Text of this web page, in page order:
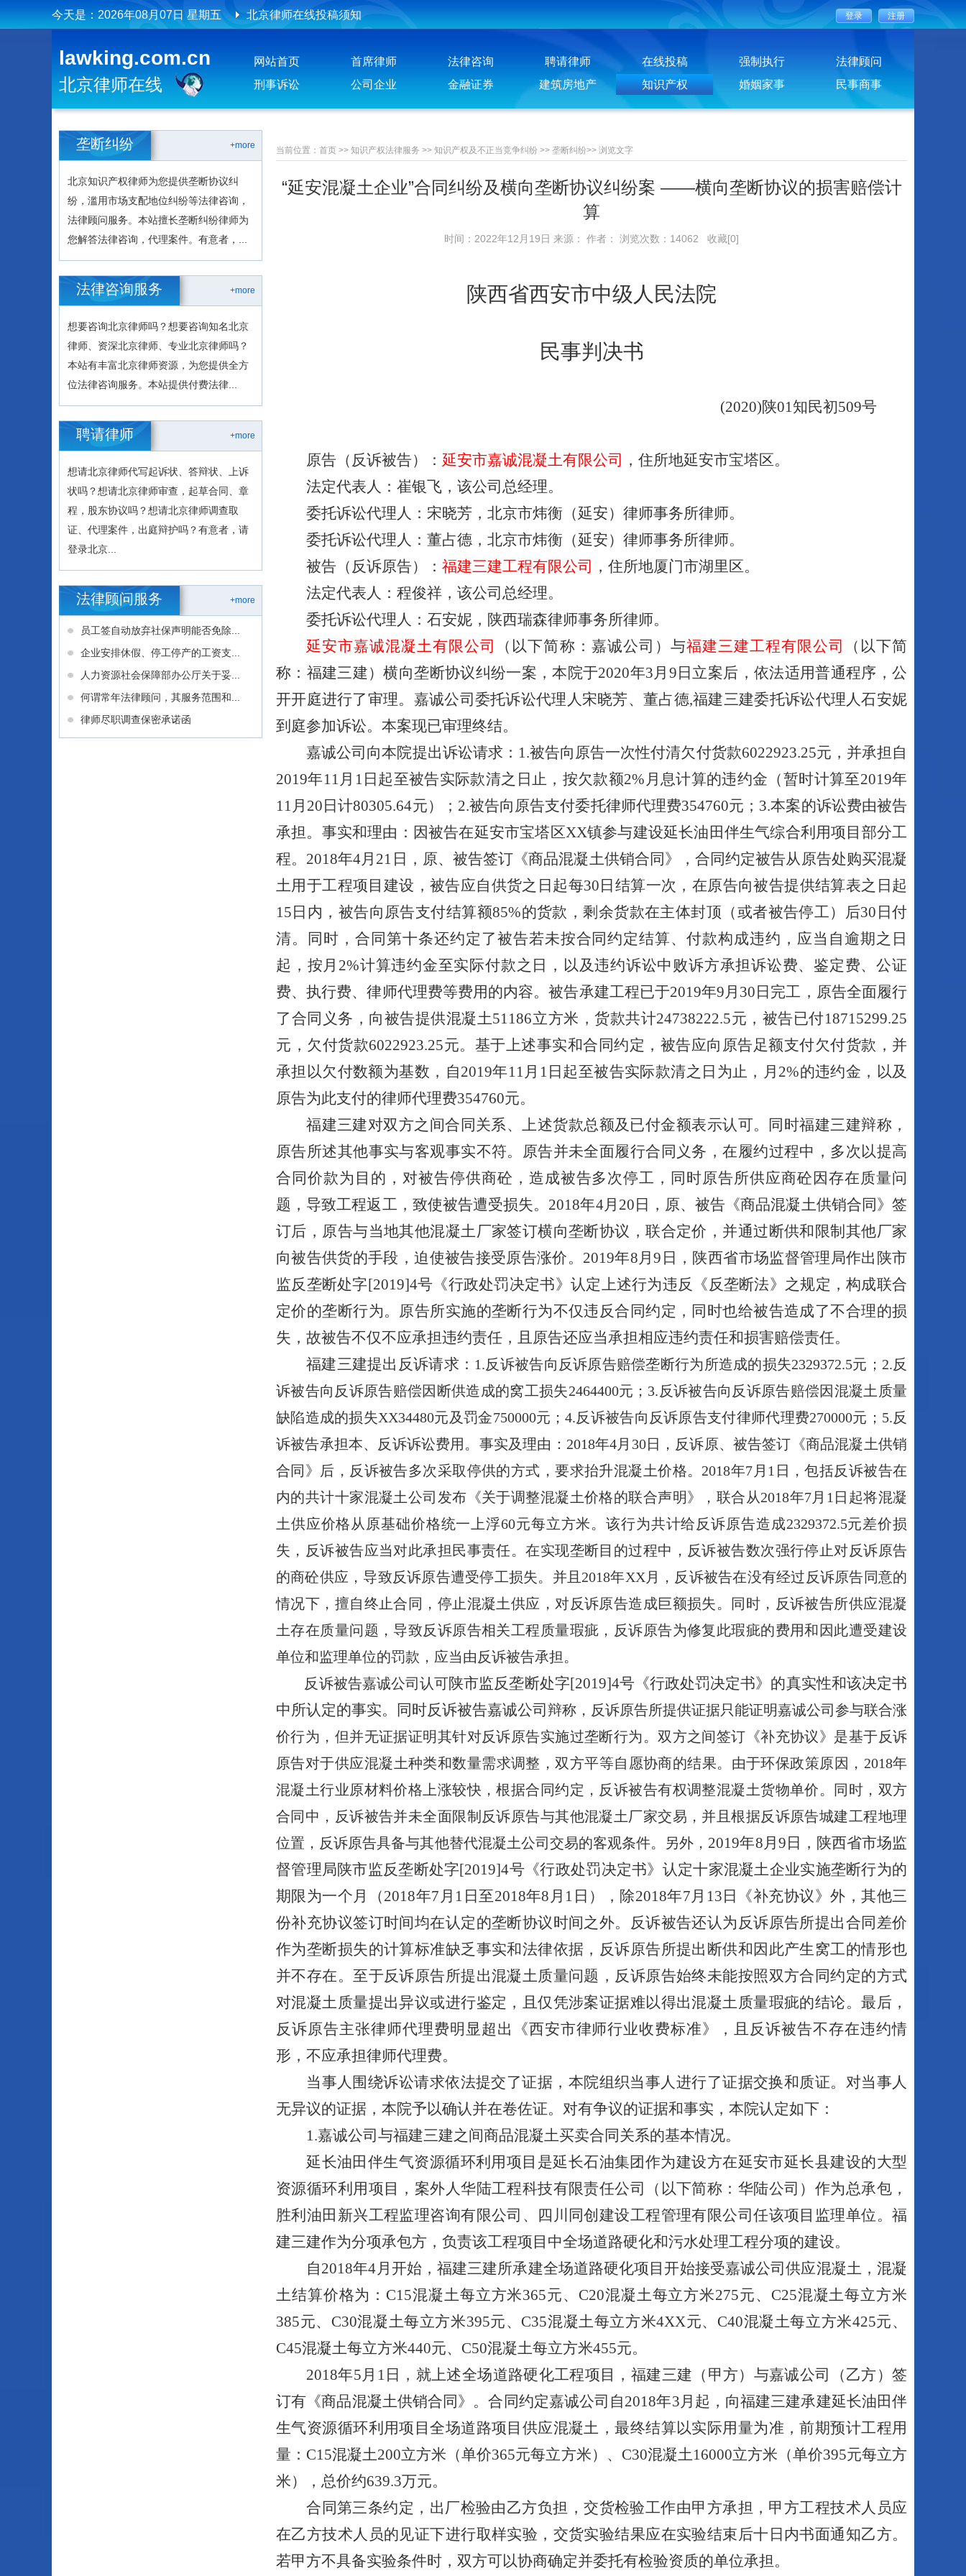
今天是： 2026年08月07日 星期五 北京律师在线投稿须知
lawking.com.cn
北京律师在线
网站首页 首席律师 法律咨询 聘请律师 在线投稿 强制执行
法律顾问
刑事诉讼
公司企业 金融证券 建筑房地产 知识产权 婚姻家事 民事商事
+more
垄断纠纷
北京知识产权律师为您提供垄断协议纠
纷，滥用市场支配地位纠纷等法律咨询，
法律顾问服务。本站擅长垄断纠纷律师为
您解答法律咨询，代理案件。有意者，...
+more
法律咨询服务
想要咨询北京律师吗？想要咨询知名北京
律师、资深北京律师、专业北京律师吗？
本站有丰富北京律师资源，为您提供全方
位法律咨询服务。本站提供付费法律...
+more
聘请律师
想请北京律师代写起诉状、答辩状、上诉
状吗？想请北京律师审查，起草合同、章
程，股东协议吗？想请北京律师调查取
证、代理案件，出庭辩护吗？有意者，请
登录北京...
+more
法律顾问服务
员工签自动放弃社保声明能否免除...
企业安排休假、停工停产的工资支...
人力资源社会保障部办公厅关于妥...
何谓常年法律顾问，其服务范围和...
律师尽职调查保密承诺函
当前位置： 首页 >> 知识产权法律服务 >> 知识产权及不正当竞争纠纷 >> 垄断纠纷>> 浏览文字
“延安混凝土企业”合同纠纷及横向垄断协议纠纷案 ——横向垄断协议的损害赔偿计
算
时间：2022年12月19日 来源： 作者： 浏览次数：14062 收藏[0]
陕西省西安市中级人民法院
民事判决书
(2020)陕01知民初509号
原告（反诉被告）： 延安市嘉诚混凝土有限公司 ，住所地延安市宝塔区。
法定代表人：崔银飞，该公司总经理。
委托诉讼代理人：宋晓芳，北京市炜衡（延安）律师事务所律师。
委托诉讼代理人：董占德，北京市炜衡（延安）律师事务所律师。
被告（反诉原告）：福建三建工程有限公司 ，住所地厦门市湖里区。
法定代表人：程俊祥，该公司总经理。
委托诉讼代理人：石安妮，陕西瑞森律师事务所律师。
延安市嘉诚混凝土有限公司
（以下简称：嘉诚公司）与福建三建工程有限公司
（以下简
称：福建三建）横向垄断协议纠纷一案，本院于2020年3月 9 日 立案后，依法适用普通程序，公
开开庭进行了审理。 嘉诚公司委托诉讼代理人宋晓芳、董占德,福建三建委托诉讼代理人石安妮
到庭参加诉讼。本案现已审理终结。
嘉诚公司 向本院提出诉讼请求： 1.被告向原告一次性付清欠付货款6022923.25元，并承担 自
2019年11月 1 日起至被告实际款清之日止，按欠款额2% 月息计算的违约金 （暂时计算至2019年
11月 20 日计80305.64元）； 2.被告向原告支付委托律师代理费354760元； 3.本案的诉讼费由被告
承担。 事实和理由： 因被告在延安市宝塔区XX镇参与建设延长油田伴生气综合利用项目部分工
程。 2018年4月 21 日，原、被告签订《商品混凝土供销合同》，合同约定被告从原告处购买混凝
土用于工程项目建设，被告应自供货之日起每30 日结算一次，在原告向被告提供结算表之日起
15 日内，被告向原告支付结算额85%的货款，剩余货款在主体封顶（或者被告停工）后30 日付
清。同时，合同第十条还约定了被告若未按合同约定结算、付款构成违约，应当自逾期之日
起，按月 2%计算违约金至实际付款之日，以及违约诉讼中败诉方承担诉讼费、鉴定费、公证
费、执行费、律师代理费等费用的内容。被告承建工程已于2019年9月 30 日完工，原告全面履行
了合同义务，向被告提供混凝土51186立方米，货款共计24738222.5元，被告已付18715299.25
元，欠付货款6022923.25元。基于上述事实和合同约定，被告应向原告足额支付欠付货款，并
承担以欠付数额为基数，自2019年11月 1 日起至被告实际款清之日为止，月 2%的违约金，以及
原告为此支付的律师代理费354760元。
福建三建对双方之间合同关系、上述货款总额及已付金额表示认可。同时福建三建辩称，
原告所述其他事实与客观事实不符。原告并未全面履行合同义务，在履约过程中，多次以提高
合同价款为目的，对被告停供商砼，造成被告多次停工，同时原告所供应商砼因存在质量问
题，导致工程返工，致使被告遭受损失。 2018年4月 20 日，原、被告《商品混凝土供销合同》签
订后，原告与当地其他混凝土厂家签订横向垄断协议，联合定价，并通过断供和限制其他厂家
向被告供货的手段，迫使被告接受原告涨价。 2019年8月9 日，陕西省市场监督管理局作出陕市
监反垄断处字[2019]4号《行政处罚决定书》认定上述行为违反《反垄断法》之规定，构成联合
定价的垄断行为。原告所实施的垄断行为不仅违反合同约定，同时也给被告造成了不合理的损
失，故被告不仅不应承担违约责任，且原告还应当承担相应违约责任和损害赔偿责任。
福建三建提出反诉请求： 1.反诉被告向反诉原告赔偿垄断行为所造成的损失2329372.5元； 2.反
诉被告向反诉原告赔偿因断供造成的窝工损失2464400元； 3.反诉被告向反诉原告赔偿因混凝土质量
缺陷造成的损失XX34480元及罚金750000元；4.反诉被告向反诉原告支付律师代理费270000元； 5.反
诉被告承担本、反诉诉讼费用。事实及理由： 2018年4月 30日，反诉原、被告签订《商品混凝土供销
合同》后，反诉被告多次采取停供的方式，要求抬升混凝土价格。 2018年7 月 1 日，包括反诉被告在
内的共计十家混凝土公司发布《关于调整混凝土价格的联合声明》，联合从2018年7月 1 日起将混凝
土供应价格从原基础价格统一上浮60元每立方米。该行为共计给反诉原告造成2329372.5元差价损
失，反诉被告应当对此承担民事责任。在实现垄断目的过程中，反诉被告数次强行停止对反诉原告
的商砼供应，导致反诉原告遭受停工损失。并且 2018年XX月，反诉被告在没有经过反诉原告同意的
情况下，擅自终止合同，停止混凝土供应，对反诉原告造成巨额损失。同时，反诉被告所供应混凝
土存在质量问题，导致反诉原告相关工程质量瑕疵，反诉原告为修复此瑕疵的费用和因此遭受建设
单位和监理单位的罚款，应当由反诉被告承担。
反诉被告嘉诚公司认可陕市监反垄断处字[2019]4号《行政处罚决定书》的真实性和该决定书
中所认定的事实。同时反诉被告嘉诚公司 辩称，反诉原告所提供证据只能证明嘉诚公司参与联合涨
价行为，但并无证据证明其针对反诉原告实施过垄断行为。双方之间签订《补充协议》是基于反诉
原告对于供应混凝土种类和数量需求调整，双方平等自愿协商的结果。由于环保政策原因， 2018年
混凝土行业原材料价格上涨较快，根据合同约定，反诉被告有权调整混凝土货物单价。同时，双方
合同中，反诉被告并未全面限制反诉原告与其他混凝土厂家交易，并且根据反诉原告城建工程地理
位置，反诉原告具备与其他替代混凝土公司交易的客观条件。另外， 2019年8月 9 日，陕西省市场监
督管理局陕市监反垄断处字[2019]4号《行政处罚决定书》认定十家混凝土企业实施垄断行为的
期限为一个月（2018年7 月 1 日至2018年8 月 1 日），除2018年7月 13 日《补充协议》外，其他三
份补充协议签订时间均在认定的垄断协议时间之外。反诉被告还认为反诉原告所提出合同差价
作为垄断损失的计算标准缺乏事实和法律依据，反诉原告所提出断供和因此产生窝工的情形也
并不存在。至于反诉原告所提出混凝土质量问题，反诉原告始终未能按照双方合同约定的方式
对混凝土质量提出异议或进行鉴定，且仅凭涉案证据难以得出混凝土质量瑕疵的结论。最后，
反诉原告主张律师代理费明显超出《西安市律师行业收费标准》，且反诉被告不存在违约情
形，不应承担律师代理费。
当事人围绕诉讼请求依法提交了证据，本院组织当事人进行了证据交换和质证。对当事人
无异议的证据，本院予以确认并在卷佐证。对有争议的证据和事实，本院认定如下：
1.嘉诚公司与福建三建之间商品混凝土买卖合同关系的基本情况。
延长油田伴生气资源循环利用项目是延长石油集团作为建设方在延安市延长县建设的大型
资源循环利用项目，案外人华陆工程科技有限责任公司（以下简称：华陆公司）作为总承包，
胜利油田新兴工程监理咨询有限公司、四川同创建设工程管理有限公司任该项目监理单位。福
建三建作为分项承包方，负责该工程项目中全场道路硬化和污水处理工程分项的建设。
自2018年4月开始，福建三建所承建全场道路硬化项目开始接受嘉诚公司供应混凝土，混凝
土结算价格为：C15混凝土每立方米365元、C20混凝土每立方米275元、C25混凝土每立方米
385元、C30混凝土每立方米395元、C35混凝土每立方米4XX元、C40混凝土每立方米425元、
C45混凝土每立方米440元、C50混凝土每立方米455元。
2018年5月 1 日，就上述全场道路硬化工程项目，福建三建（甲方）与嘉诚公司（乙方）签
订有《商品混凝土供销合同》。合同约定嘉诚公司自2018年3月起，向福建三建承建延长油田伴
生气资源循环利用项目全场道路项目供应混凝土，最终结算以实际用量为准，前期预计工程用
量：C15混凝土200立方米（单价365元每立方米）、C30混凝土16000立方米（单价395元每立方
米），总价约639.3万元。
合同第三条约定，出厂检验由乙方负担，交货检验工作由甲方承担，甲方工程技术人员应
在乙方技术人员的见证下进行取样实验，交货实验结果应在实验结束后十日内书面通知乙方。
若甲方不具备实验条件时，双方可以协商确定并委托有检验资质的单位承担。